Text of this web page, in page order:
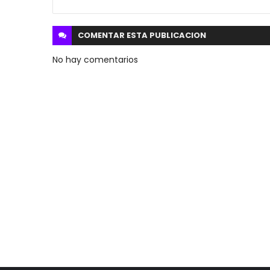
COMENTAR ESTA PUBLICACION
No hay comentarios